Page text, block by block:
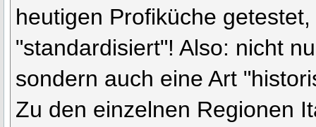
heutigen Profiküche
"standardisiert"! Also: nicht
sondern auch eine Art
Zu den einzelnen Regionen